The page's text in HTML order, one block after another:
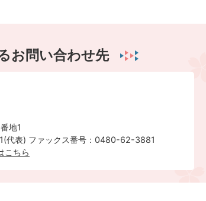
お問い合わせ先
地1
代表) ファックス番号：0480-62-3881
こちら